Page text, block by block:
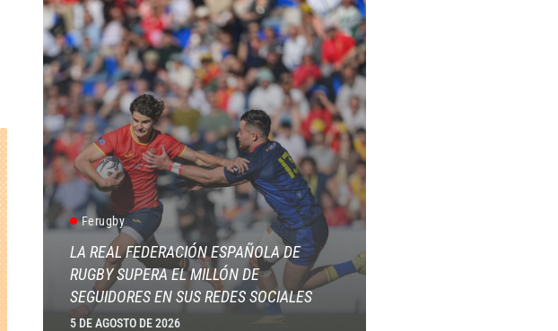
Ferugby
LA REAL FEDERACIÓN ESPAÑOLA DE
RUGBY SUPERA EL MILLÓN DE
SEGUIDORES EN SUS REDES SOCIALES
5 DE AGOSTO DE 2026